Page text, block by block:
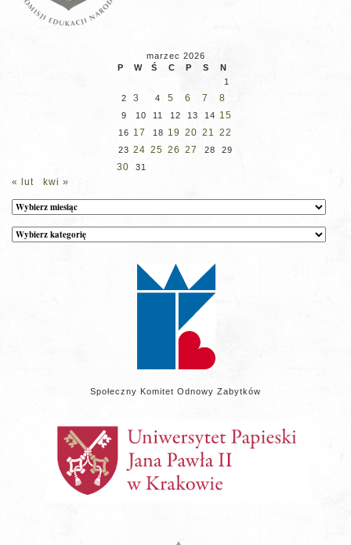
marzec 2026
P
W Ś C P S
N
1
2
3 4 5 6 7 8
9 10 11 12 13 14 15
16 17 18 19 20 21 22
23 24 25 26 27 28 29
30 31
« lut kwi »
Archiwum
Kategorie
wpisów
Społeczny Komitet Odnowy Zabytków